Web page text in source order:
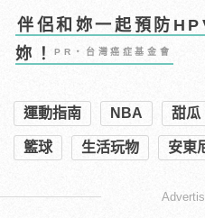
伴侶和妳一起預防
妳！PR・台灣癌症基金會
運動指南 NBA 甜瓜
籃球 生活玩物 安東